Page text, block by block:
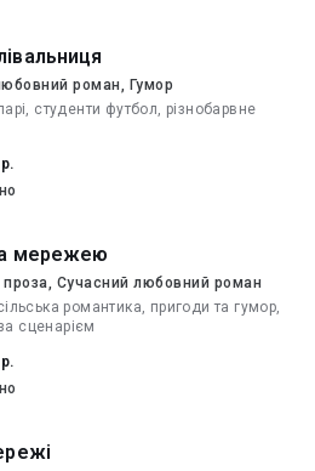
роман, Гумор
студенти футбол, різнобарвне
мережею
проза, Сучасний любовний роман
романтика, пригоди та гумор,
сценарієм